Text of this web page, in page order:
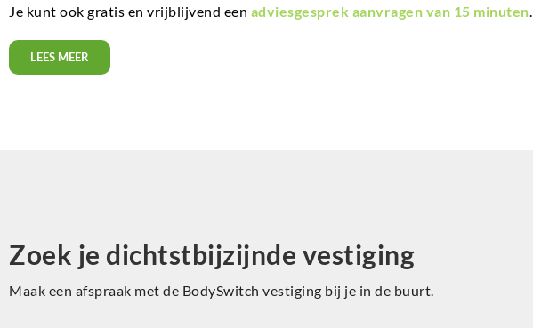
Je kunt ook gratis en vrijblijvend een adviesgesprek aanvragen van 15 minuten.
LEES MEER
Zoek je dichtstbijzijnde vestiging
Maak een afspraak met de BodySwitch vestiging bij je in de buurt.